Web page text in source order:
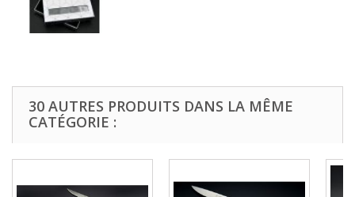
30 AUTRES PRODUITS DANS LA MÊME
CATÉGORIE :